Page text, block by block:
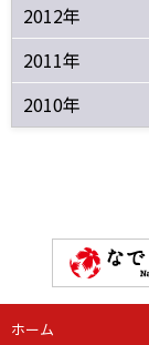
2012年
2011年
2010年
ホーム